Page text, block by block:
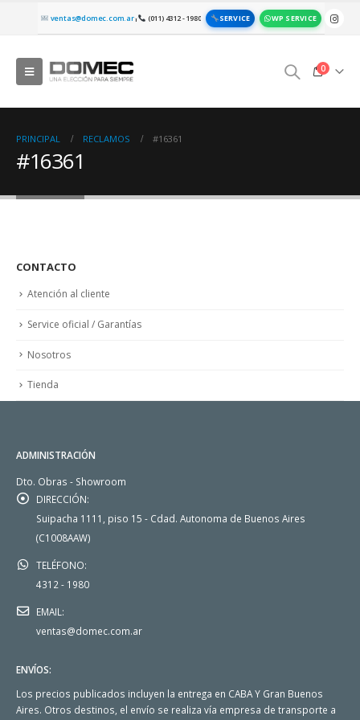
ventas@domec.com.ar| (011) 4312 - 1980 SERVICE WP SERVICE
0
PRINCIPAL RECLAMOS #16361
#16361
CONTACTO
Atención al cliente
Service oficial / Garantías
Nosotros
Tienda
ADMINISTRACIÓN
Dto. Obras - Showroom
DIRECCIÓN:
Suipacha 1111, piso 15 - Cdad. Autonoma de Buenos Aires
(C1008AAW)
TELÉFONO:
4312 - 1980
EMAIL:
ventas@domec.com.ar
ENVÍOS:
Los precios publicados incluyen la entrega en CABA Y Gran Buenos
Aires. Otros destinos, el envío se realiza vía empresa de transporte a